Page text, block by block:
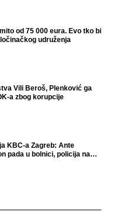
od 75 000 eura. Evo tko bi
udruženja
Vili Beroš, Plenković ga
a zbog korupcije
KBC-a Zagreb: Ante
pada u bolnici, policija na